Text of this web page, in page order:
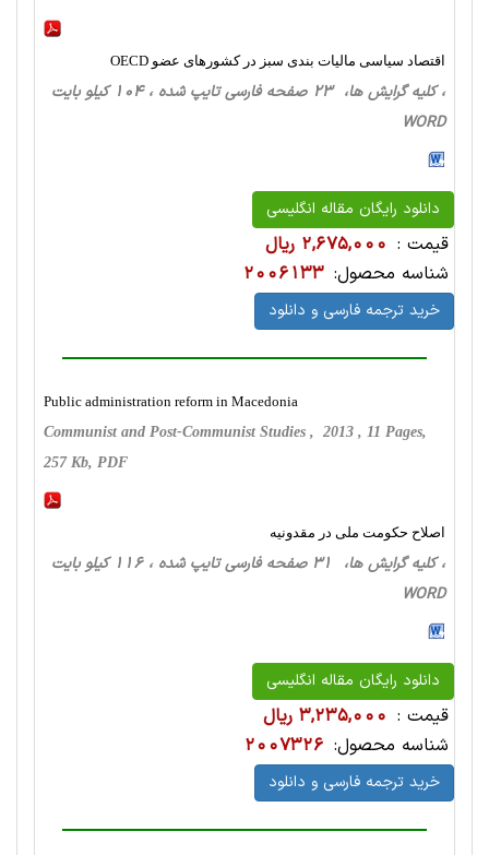
اقتصاد سیاسی مالیات بندی سبز در کشورهای عضو OECD
، کلیه گرایش ها، 23 صفحه فارسی تایپ شده ، 104 کیلو بایت
WORD
دانلود رایگان مقاله انگلیسی
قیمت : 2,675,000 ریال
شناسه محصول: 2006133
خرید ترجمه فارسی و دانلود
Public administration reform in Macedonia
Communist and Post-Communist Studies , 2013 , 11 Pages,
257 Kb, PDF
اصلاح حکومت ملی در مقدونیه
، کلیه گرایش ها، 31 صفحه فارسی تایپ شده ، 116 کیلو بایت
WORD
دانلود رایگان مقاله انگلیسی
قیمت : 3,235,000 ریال
شناسه محصول: 2007326
خرید ترجمه فارسی و دانلود